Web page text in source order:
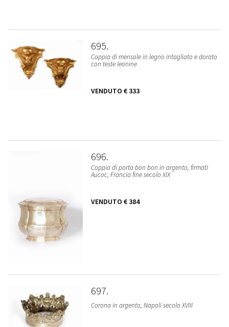
695
Coppia di mensole in legno intagliato e dorato
con teste leonine
VENDUTO € 333
696
Coppia di porta bon bon in argento, firmati
Aucoc, Francia fine secolo XIX
VENDUTO € 384
697
Corona in argento, Napoli secolo XVIII